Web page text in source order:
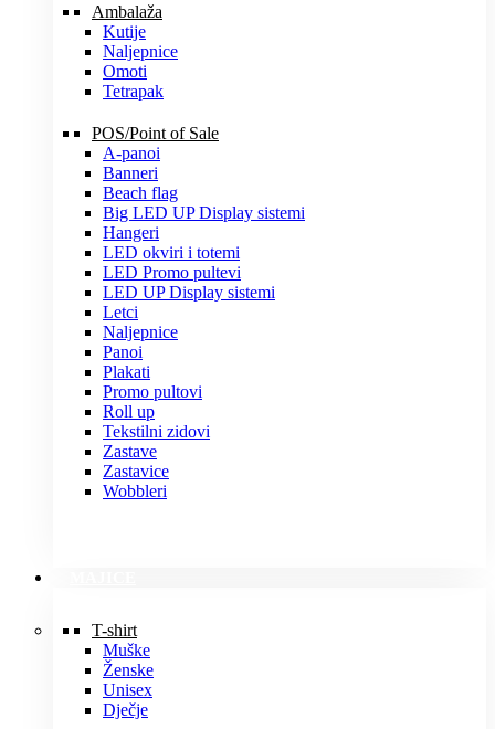
Ambalaža
Kutije
Naljepnice
Omoti
Tetrapak
POS/Point of Sale
A-panoi
Banneri
Beach flag
Big LED UP Display sistemi
Hangeri
LED okviri i totemi
LED Promo pultevi
LED UP Display sistemi
Letci
Naljepnice
Panoi
Plakati
Promo pultovi
Roll up
Tekstilni zidovi
Zastave
Zastavice
Wobbleri
T-shirt
Muške
Ženske
Unisex
Dječje